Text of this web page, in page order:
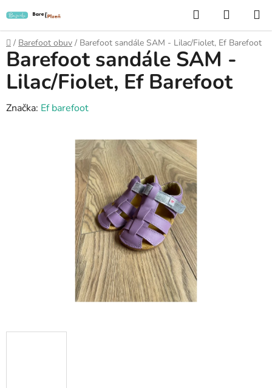
na
obsah
Hledat
KOŠÍK
Domů
/ Barefoot obuv / Barefoot sandále SAM - Lilac/Fiolet, Ef Barefoot
Barefoot sandále SAM -
Lilac/Fiolet, Ef Barefoot
Značka: Ef barefoot